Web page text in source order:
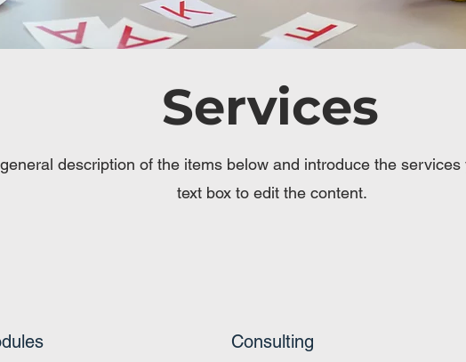
Services
description of the items below and introduce the services
text box to edit the content.
Consulting